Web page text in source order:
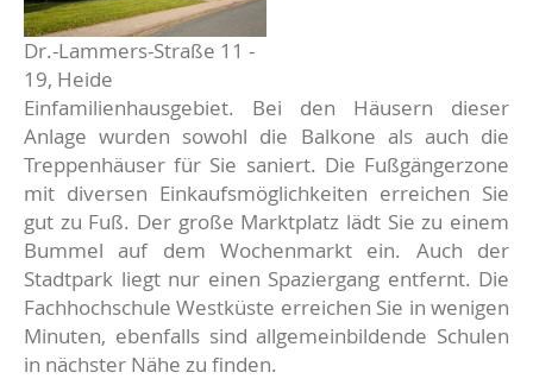
Dr.-Lammers-Straße 11 -
19, Heide
Einfamilienhausgebiet. Bei den Häusern dieser
Anlage wurden sowohl die Balkone als auch die
Treppenhäuser für Sie saniert. Die Fußgängerzone
mit diversen Einkaufsmöglichkeiten erreichen Sie
gut zu Fuß. Der große Marktplatz lädt Sie zu einem
Bummel auf dem Wochenmarkt ein. Auch der
Stadtpark liegt nur einen Spaziergang entfernt. Die
Fachhochschule Westküste erreichen Sie in wenigen
Minuten, ebenfalls sind allgemeinbildende Schulen
in nächster Nähe zu finden.